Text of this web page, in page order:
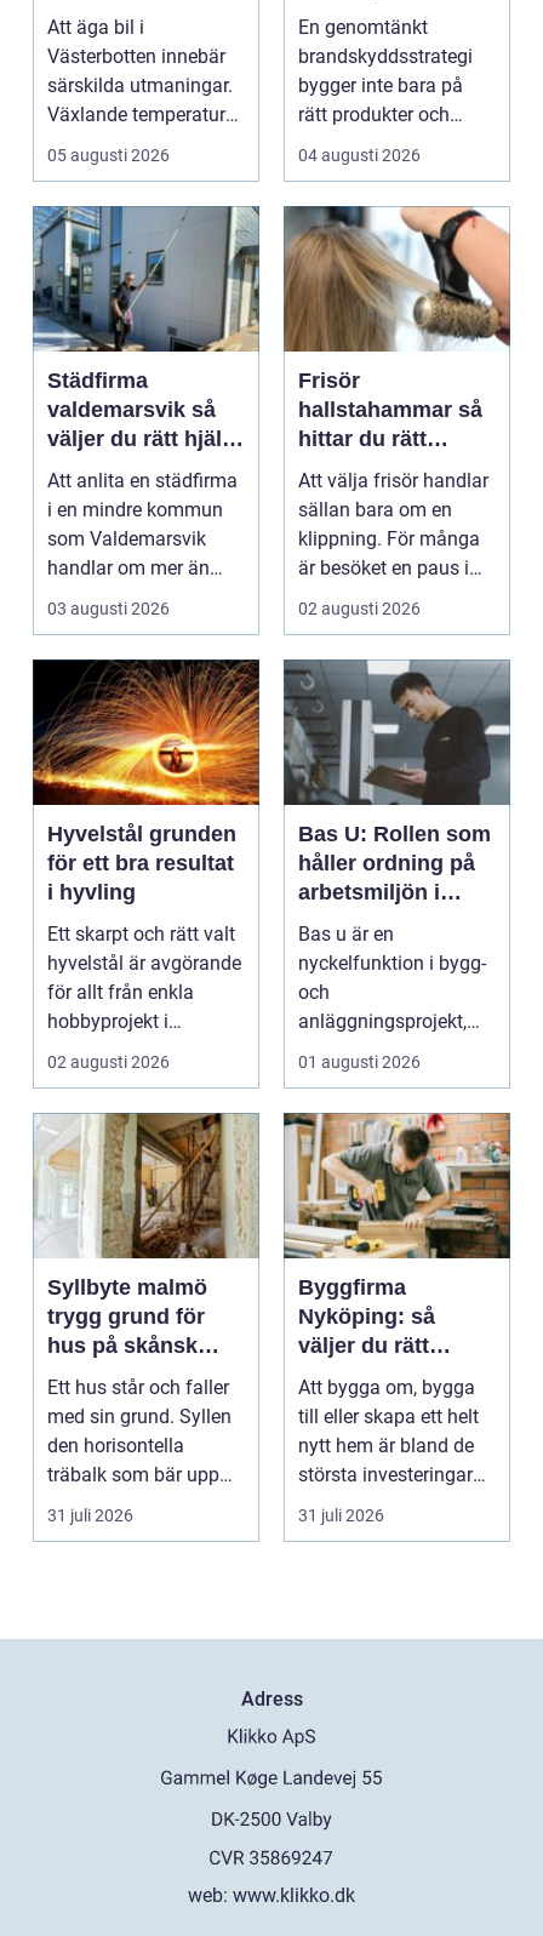
klimat
Att äga bil i
Västerbotten innebär
särskilda utmaningar.
Växlande temperaturer,
vägsalt, grus, snösl...
05 augusti 2026
räddar liv och
skyddar
verksamheter
En genomtänkt
brandskyddsstrategi
bygger inte bara på
rätt produkter och
installationer. Den
bygger ...
04 augusti 2026
Städfirma
valdemarsvik så
väljer du rätt hjälp
för hem och
företag
Att anlita en städfirma
i en mindre kommun
som Valdemarsvik
handlar om mer än
bara rena golv och
dam...
03 augusti 2026
Frisör
hallstahammar så
hittar du rätt
salong för stil,
kvalitet och känsla
Att välja frisör handlar
sällan bara om en
klippning. För många
är besöket en paus i
vardagen, ett s...
02 augusti 2026
Hyvelstål grunden
för ett bra resultat
i hyvling
Ett skarpt och rätt valt
hyvelstål är avgörande
för allt från enkla
hobbyprojekt i
verkstaden till k...
02 augusti 2026
Bas U: Rollen som
håller ordning på
arbetsmiljön i
byggprojekt
Bas u är en
nyckelfunktion i bygg-
och
anläggningsprojekt,
med ansvar för att
arbetsm...
01 augusti 2026
Syllbyte malmö
trygg grund för
hus på skånsk
mark
Ett hus står och faller
med sin grund. Syllen
den horisontella
träbalk som bär upp
väggarna mot pla...
31 juli 2026
Byggfirma
Nyköping: så
väljer du rätt
partner för ditt
projekt
Att bygga om, bygga
till eller skapa ett helt
nytt hem är bland de
största investeringar
m...
31 juli 2026
Adress
web: www.klikko.dk